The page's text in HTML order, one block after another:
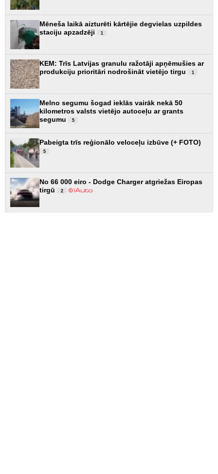
Mēneša laikā aizturēti kārtējie degvielas uzpildes
staciju apzadzēji
1
KEM: Trīs Latvijas granulu ražotāji apņēmušies ar
produkciju prioritāri nodrošināt vietējo tirgu
1
Melno segumu šogad ieklās vairāk nekā 50
kilometros valsts vietējo autoceļu ar grants
segumu
5
Pabeigta trīs reģionālo veloceļu izbūve (+ FOTO)
5
No 66 000 eiro - Dodge Charger atgriežas Eiropas
tirgū
2